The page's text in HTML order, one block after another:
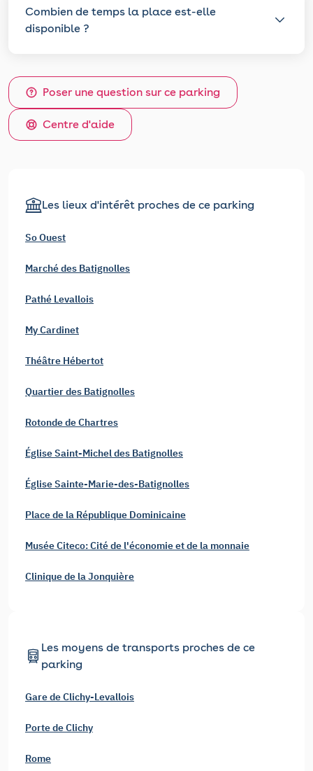
Combien de temps la place est-elle
disponible ?
Poser une question sur ce parking
Centre d'aide
Les lieux d'intérêt proches de ce parking
So Ouest
Marché des Batignolles
Pathé Levallois
My Cardinet
Théâtre Hébertot
Quartier des Batignolles
Rotonde de Chartres
Église Saint-Michel des Batignolles
Église Sainte-Marie-des-Batignolles
Place de la République Dominicaine
Musée Citeco: Cité de l'économie et de la monnaie
Clinique de la Jonquière
Les moyens de transports proches de ce
parking
Gare de Clichy-Levallois
Porte de Clichy
Rome